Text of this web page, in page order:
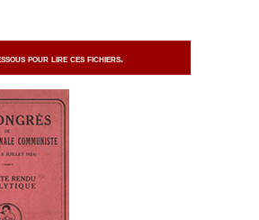
pour lire ces fichiers.